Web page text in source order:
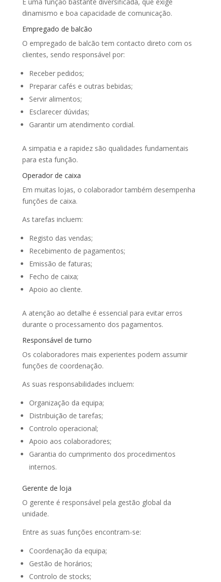
dinamismo e boa capacidade de comunicação.
Empregado de balcão
O empregado de balcão tem contacto direto com os
clientes, sendo responsável por:
Receber pedidos;
Preparar cafés e outras bebidas;
Servir alimentos;
Esclarecer dúvidas;
Garantir um atendimento cordial.
A simpatia e a rapidez são qualidades fundamentais
para esta função.
Operador de caixa
Em muitas lojas, o colaborador também desempenha
funções de caixa.
As tarefas incluem:
Registo das vendas;
Recebimento de pagamentos;
Emissão de faturas;
Fecho de caixa;
Apoio ao cliente.
A atenção ao detalhe é essencial para evitar erros
durante o processamento dos pagamentos.
Responsável de turno
Os colaboradores mais experientes podem assumir
funções de coordenação.
As suas responsabilidades incluem:
Organização da equipa;
Distribuição de tarefas;
Controlo operacional;
Apoio aos colaboradores;
Garantia do cumprimento dos procedimentos
internos.
Gerente de loja
O gerente é responsável pela gestão global da
unidade.
Entre as suas funções encontram-se:
Coordenação da equipa;
Gestão de horários;
Controlo de stocks;